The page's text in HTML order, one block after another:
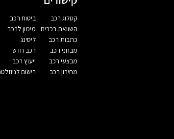
קטלוג רכב
השוואת רכבים
כתבות רכב
מבחני רכב
מבצעי רכב
מחירון רכב
ביטוח רכב
מימון לרכב
ליסינג
רכב חדש
ייעוץ רכב
רישום